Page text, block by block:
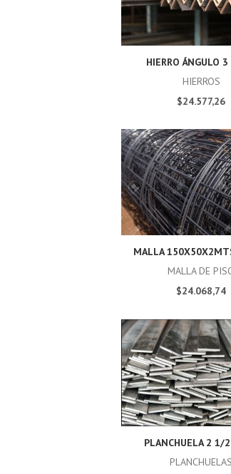
HIERRO ÁNGULO
HIERROS
$24.577,26
MALLA
MALLA DE
$24.068,74
PLANCHUELA 2 1/
PLANCHUELAS